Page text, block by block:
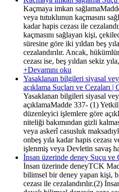
Kaçmaya imkan
veya tutuklunun kaçmasını
kadar hapis cezası ile
kaçmasını sağlayan kişi,
süresine göre iki yıldan beş
cezalandırılır. Ancak,
cezası ise, beş yıldan sekiz
+Devamını oku
Yasaklanan bilgileri siyasal
açıklama Suçları ve Cezaları
Yasaklanan bilgileri siyasal
açıklamaMadde 337- (1)
düzenleyici işlemlere göre
niteliği bakımından gizli
veya askerî casusluk
onbeş yıla kadar hapis cezası
işlenmiş veya Devletin savaş
İnsan üzerinde deney Suçu ve
İnsan üzerinde deneyTCK
bilimsel bir deney yapan kişi,
cezası ile cezalandırılır.(2)